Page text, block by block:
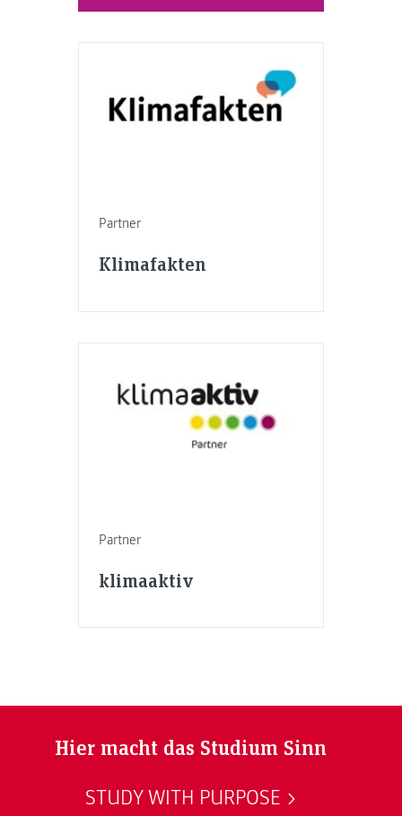
Partner
Klimafakten
Partner
klimaaktiv
Hier macht das Studium Sinn
STUDY WITH PURPOSE